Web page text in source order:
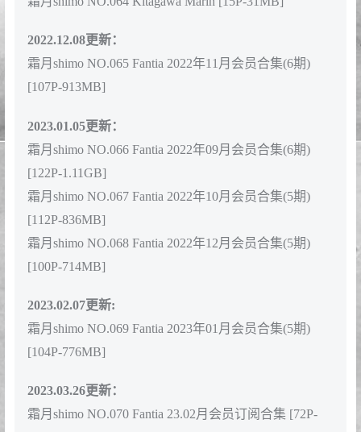
2022.09.01更新：
霜月shimo NO.061 Elf Village [99P-140MB]
2022.09.10更新：
霜月shimo NO.062 NO.57 Fantia 2022年07月会员合集(7
期) [133P-627MB]
霜月shimo NO.063 Fantia 2022年08月会员合集(6期)
[94P-798MB]
2022.12.08更新：
霜月shimo NO.065 Fantia 2022年11月会员合集(6期)
2023.01.05更新：